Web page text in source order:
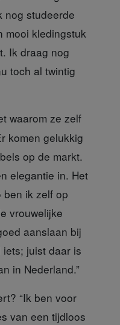
nog studeerde
mooi kledingstuk
Ik draag nog
toch al twintig
waarom ze zelf
komen gelukkig
op de markt.
elegantie in. Het
ben ik zelf op
vrouwelijke
aanslaan bij
juist daar is
in Nederland.”
“Ik ben voor
van een tijdloos